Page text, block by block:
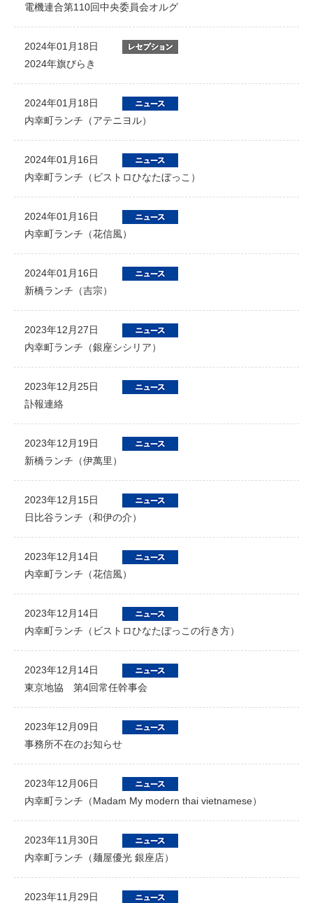
電機連合第110回中央委員会オルグ
2024年01月18日
2024年旗びらき
2024年01月18日
内幸町ランチ（アテニヨル）
2024年01月16日
内幸町ランチ（ビストロひなたぼっこ）
2024年01月16日
内幸町ランチ（花信風）
2024年01月16日
新橋ランチ（吉宗）
2023年12月27日
内幸町ランチ（銀座シシリア）
2023年12月25日
訃報連絡
2023年12月19日
新橋ランチ（伊萬里）
2023年12月15日
日比谷ランチ（和伊の介）
2023年12月14日
内幸町ランチ（花信風）
2023年12月14日
内幸町ランチ（ビストロひなたぼっこの行き方）
2023年12月14日
東京地協 第4回常任幹事会
2023年12月09日
事務所不在のお知らせ
2023年12月06日
内幸町ランチ（Madam My modern thai vietnamese）
2023年11月30日
内幸町ランチ（麺屋優光 銀座店）
2023年11月29日